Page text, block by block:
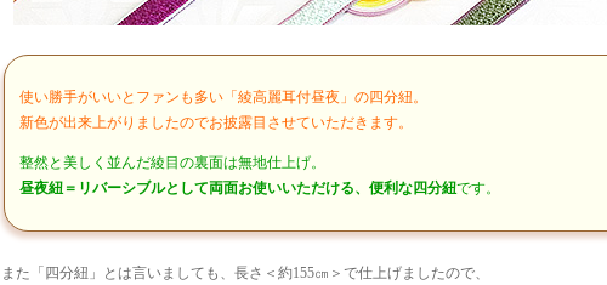
使い勝手がいいとファンも多い「綾高麗耳付昼夜」の四分紐。
新色が出来上がりましたのでお披露目させていただきます。
整然と美しく並んだ綾目の裏面は無地仕上げ。
昼夜紐＝リバーシブルとして両面お使いいただける、便利な四分紐です。
また「四分紐」とは言いましても、長さ＜約155㎝＞で仕上げましたので、